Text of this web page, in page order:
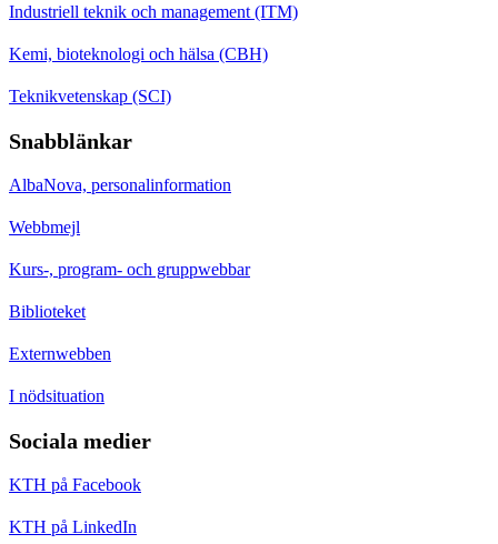
Industriell teknik och management (ITM)
Kemi, bioteknologi och hälsa (CBH)
Teknikvetenskap (SCI)
Snabblänkar
AlbaNova, personalinformation
Webbmejl
Kurs-, program- och gruppwebbar
Biblioteket
Externwebben
I nödsituation
Sociala medier
KTH på Facebook
KTH på LinkedIn